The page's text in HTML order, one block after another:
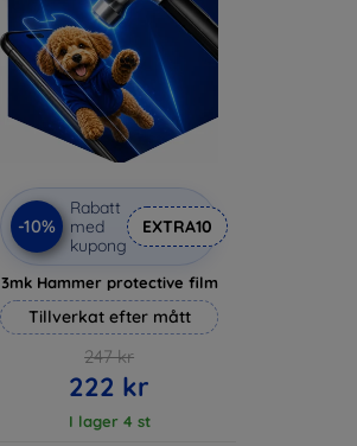
-10%
Rabatt
med
kupong
EXTRA10
3mk Hammer protective film
Tillverkat efter mått
247 kr
222 kr
I lager 4 st